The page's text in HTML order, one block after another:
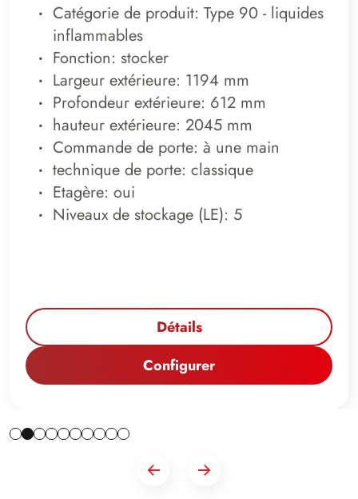
Catégorie de produit: Type 90 - liquides
inflammables
Fonction: stocker
Largeur extérieure: 1194 mm
Profondeur extérieure: 612 mm
hauteur extérieure: 2045 mm
Commande de porte: à une main
technique de porte: classique
Etagère: oui
Niveaux de stockage (LE): 5
Détails
Configurer